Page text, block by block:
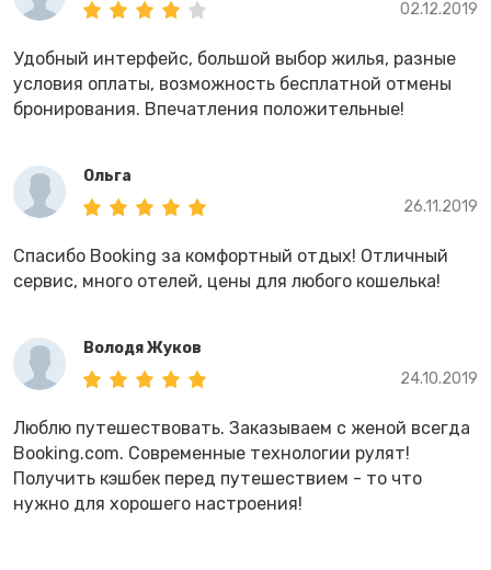
02.12.2019
Удобный интерфейс, большой выбор жилья, разные
условия оплаты, возможность бесплатной отмены
бронирования. Впечатления положительные!
Ольга
26.11.2019
Спасибо Booking за комфортный отдых! Отличный
сервис, много отелей, цены для любого кошелька!
Володя Жуков
24.10.2019
Люблю путешествовать. Заказываем с женой всегда
Booking.com. Современные технологии рулят!
Получить кэшбек перед путешествием - то что
нужно для хорошего настроения!